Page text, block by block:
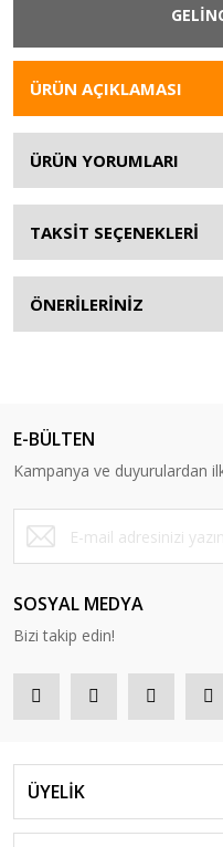
ÜRÜN AÇIKLAMASI
ÜRÜN YORUMLARI
TAKSİT SEÇENEKLERİ
ÖNERİLERİNİZ
E-BÜLTEN
Kampanya ve duyurulardan
SOSYAL MEDYA
Bizi takip edin!
ÜYELİK